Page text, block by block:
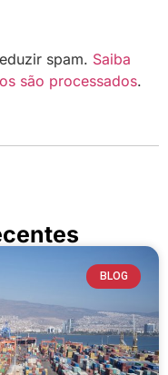
spam. Saiba
são processados.
BLOG